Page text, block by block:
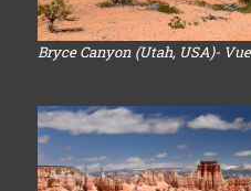
Bryce Canyon (Utah, USA)-